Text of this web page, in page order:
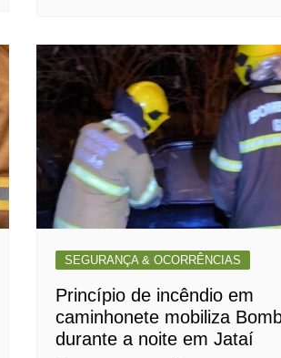
SEGURANÇA & OCORRÊNCIAS
Princípio de incêndio em
caminhonete mobiliza
durante a noite em Jataí